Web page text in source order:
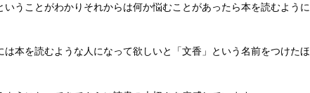
うことがわかりそれからは何か悩むことがあったら本を読むように
本を読むような人になって欲しいと「文香」という名前をつけたほ